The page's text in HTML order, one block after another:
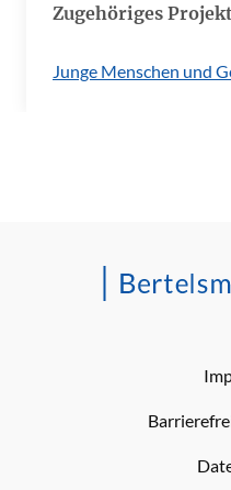
Zugehöriges
Junge Menschen und